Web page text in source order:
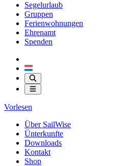
Segelurlaub
Gruppen
Ferienwohnungen
Ehrenamt
Spenden
Vorlesen
Über SailWise
Ünterkunfte
Downloads
Kontakt
Shop